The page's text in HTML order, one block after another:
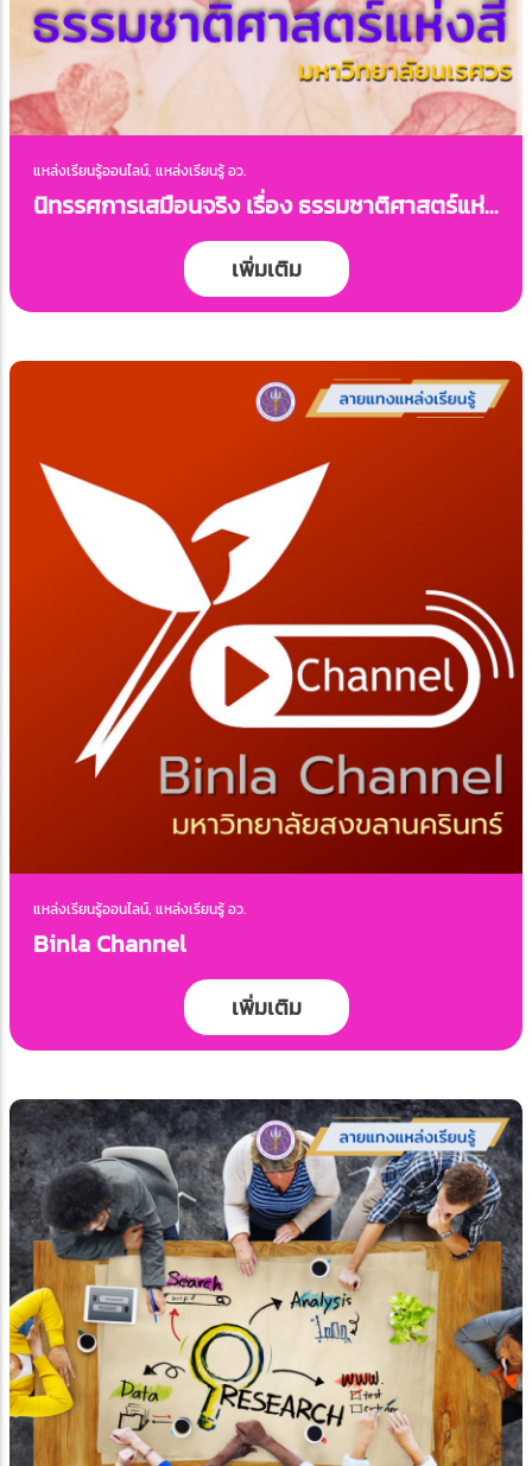
แหล่งเรียนรู้ออนไลน์, แหล่งเรียนรู้ อว.
นิทรรศการเสมือนจริง เรื่อง ธรรมชาติศาสตร์แห่ง
เพิ่มเติม
แหล่งเรียนรู้ออนไลน์, แหล่งเรียนรู้ อว.
Binla Channel
เพิ่มเติม